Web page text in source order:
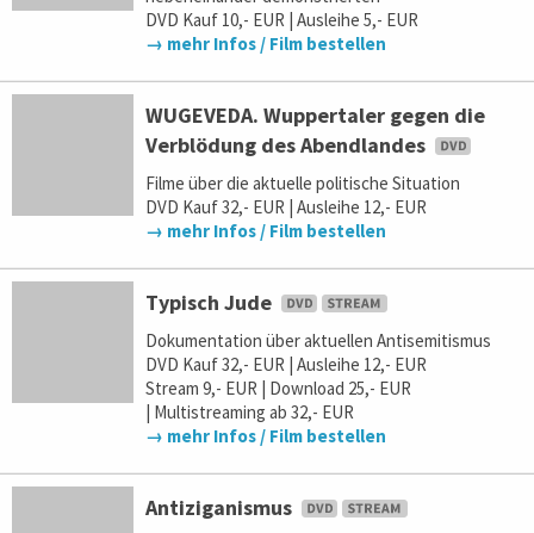
DVD Kauf 10,- EUR | Ausleihe 5,- EUR
→ mehr Infos / Film bestellen
WUGEVEDA. Wuppertaler gegen die
Verblödung des Abendlandes
Filme über die aktuelle politische Situation
DVD Kauf 32,- EUR | Ausleihe 12,- EUR
→ mehr Infos / Film bestellen
Typisch Jude
Dokumentation über aktuellen Antisemitismus
DVD Kauf 32,- EUR | Ausleihe 12,- EUR
Stream 9,- EUR | Download 25,- EUR
| Multistreaming ab 32,- EUR
→ mehr Infos / Film bestellen
Antiziganismus